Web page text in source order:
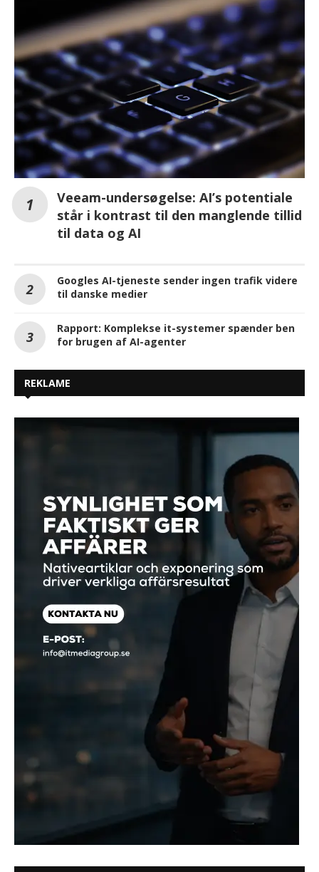
Veeam-undersøgelse: AI’s potentiale
står i kontrast til den manglende tillid
til data og AI
Googles AI-tjeneste sender ingen trafik videre
til danske medier
Rapport: Komplekse it-systemer spænder ben
for brugen af AI-agenter
REKLAME